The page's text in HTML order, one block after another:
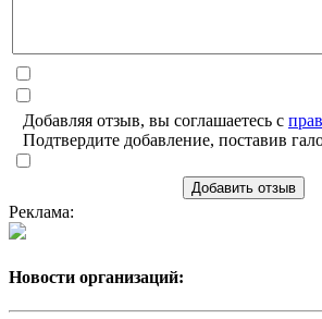
Добавляя отзыв, вы соглашаетесь с
Подтвердите добавление, поставив
Добавить отзыв
Реклама:
Новости организаций: